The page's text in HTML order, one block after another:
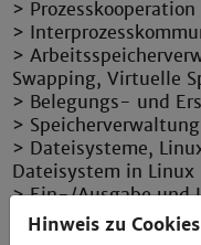
> Prozesskooperation
>
>
Swapping, Virtuelle
> Belegungs- und
>
> Dateisysteme,
Dateisystem in Linux
> Ein-/Ausgabe und
Labor:
Hinweis zu Cookies